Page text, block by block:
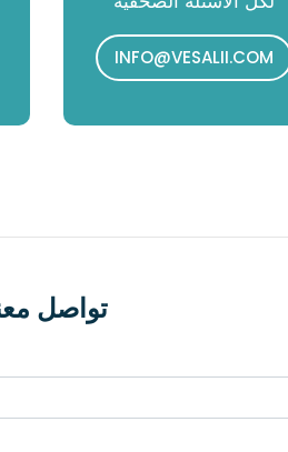
INFO@VESALII.COM
تواصل